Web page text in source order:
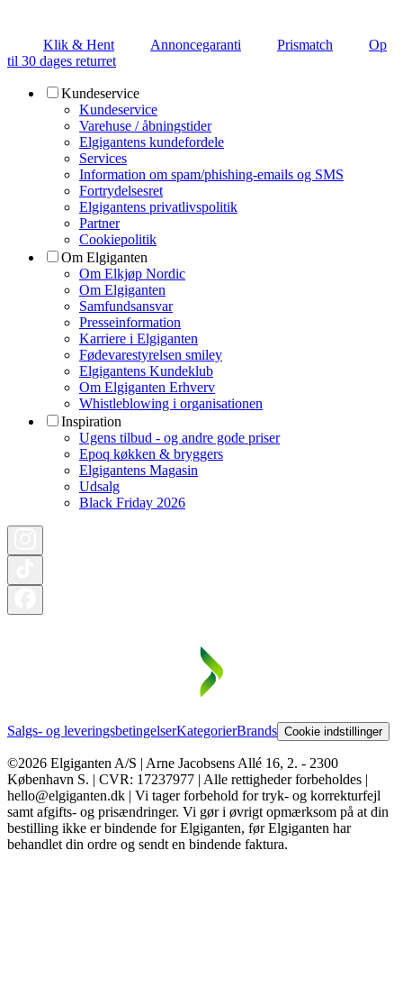
Klik & Hent Annoncegaranti Prismatch
Op
til 30 dages returret
Kundeservice
Kundeservice
Varehuse / åbningstider
Elgigantens kundefordele
Services
Information om spam/phishing-emails og SMS
Fortrydelsesret
Elgigantens privatlivspolitik
Partner
Cookiepolitik
Om Elgiganten
Om Elkjøp Nordic
Om Elgiganten
Samfundsansvar
Presseinformation
Karriere i Elgiganten
Fødevarestyrelsen smiley
Elgigantens Kundeklub
Om Elgiganten Erhverv
Whistleblowing i organisationen
Inspiration
Ugens tilbud - og andre gode priser
Epoq køkken & bryggers
Elgigantens Magasin
Udsalg
Black Friday 2026
Salgs- og leveringsbetingelserKategorierBrands Cookie indstillinger
©2026 Elgiganten A/S | Arne Jacobsens Allé 16, 2. - 2300
København S. | CVR: 17237977 | Alle rettigheder forbeholdes |
hello@elgiganten.dk | Vi tager forbehold for tryk- og korrekturfejl
samt afgifts- og prisændringer. Vi gør i øvrigt opmærksom på at din
bestilling ikke er bindende for Elgiganten, før Elgiganten har
behandlet din ordre og sendt en bindende faktura.